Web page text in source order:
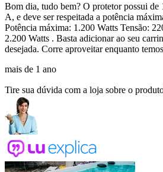
Bom dia, tudo bem? O protetor possui de
A, e deve ser respeitada a potência
Potência máxima: 1.200 Watts Tensão:
2.200 Watts . Basta adicionar ao seu
desejada. Corre aproveitar enquanto
mais de 1 ano
Tire sua dúvida com a loja sobre o